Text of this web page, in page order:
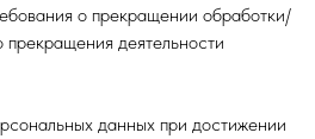
о прекращении обработки/
прекращения деятельности
данных при достижении